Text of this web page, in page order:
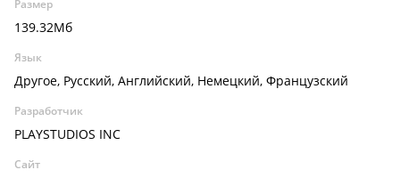
Размер
139.32Мб
Язык
Другое, Русский, Английский, Немецкий, Французский
Разработчик
PLAYSTUDIOS INC
Сайт